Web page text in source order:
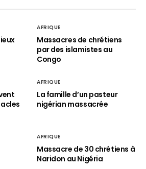
AFRIQUE
Massacres de chrétiens
par des islamistes au
Congo
AFRIQUE
La famille d’un pasteur
nigérian massacrée
AFRIQUE
Massacre de 30 chrétiens à
Naridon au Nigéria